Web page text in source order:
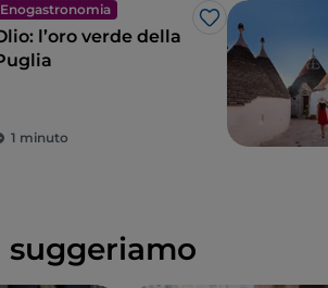
Enogastronomia
Like
l’oro verde della
1 minuto
suggeriamo